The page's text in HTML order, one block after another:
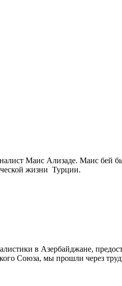
Маис Ализаде. Маис бей
жизни Турции.
в Азербайджане,
Союза, мы прошли через